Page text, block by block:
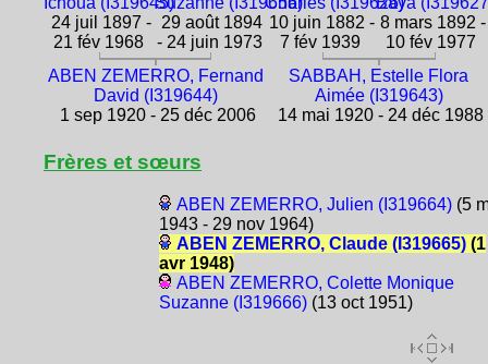
24 juil 1897 -
21 fév 1968
29 août 1894
- 24 juin 1973
10 juin 1882 -
7 fév 1939
8 mars 1892 -
10 fév 1977
ABEN ZEMERRO, Fernand
David (I319644)
1 sep 1920 - 25 déc 2006
SABBAH, Estelle Flora
Aimée (I319643)
14 mai 1920 - 24 déc 1988
Frères et sœurs
ABEN ZEMERRO, Julien (I319664)(5
1943 - 29 nov 1964)
ABEN ZEMERRO, Claude (I319665)(1
avr 1948)
ABEN ZEMERRO, Colette Monique
Suzanne (I319666)(13 oct 1951)